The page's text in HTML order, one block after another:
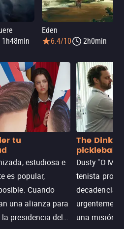
1h48min
Eden
6.4/10
2h0min
tu
estudiosa e
es popular,
Cuando
una alianza para
presidencia del
The Dink:
pickleball
Dusty "O
tenista
decadencia,
una misión